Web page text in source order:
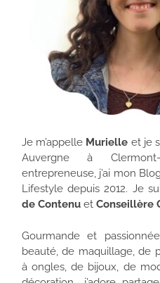
Je m’appelle Murielle et je
Auvergne à
entrepreneuse, j’ai mon
Lifestyle depuis 2012. Je
de Contenuet Conseillère
Gourmande et
beauté, de maquillage, de
à ongles, de bijoux, de